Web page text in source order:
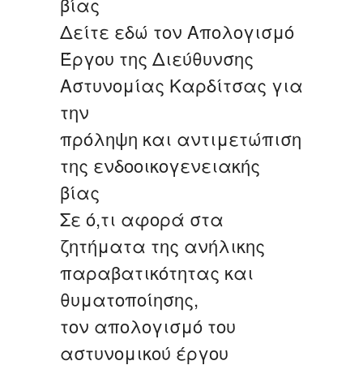
Δείτε εδώ τον Απολογισμό
Έργου της Διεύθυνσης
Αστυνομίας Καρδίτσας για
την
πρόληψη και αντιμετώπιση
της ενδοοικογενειακής
βίας
Σε ό,τι αφορά στα
ζητήματα της ανήλικης
παραβατικότητας και
θυματοποίησης,
τον απολογισμό του
αστυνομικού έργου